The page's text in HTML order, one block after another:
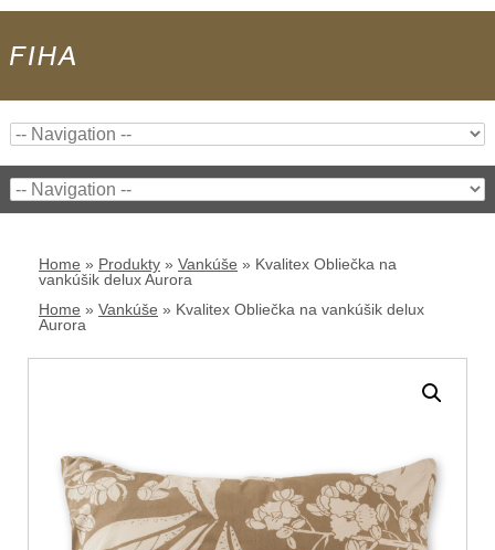
Home » Produkty » Vankúše » Kvalitex Obliečka na
vankúšik delux Aurora
Home » Vankúše » Kvalitex Obliečka na vankúšik delux
Aurora